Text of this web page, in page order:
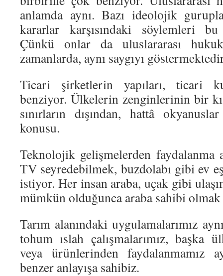
anlamda aynı. Bazı ideolojik
kararlar karşısındaki söylemleri
Çünkü onlar da uluslararası
zamanlarda, aynı saygıyı
Ticari şirketlerin yapıları, ticari
benziyor. Ülkelerin zenginlerinin bir
sınırların dışından, hattâ
konusu.
Teknolojik gelişmelerden faydalanma
TV seyredebilmek, buzdolabı gibi ev
istiyor. Her insan araba, uçak gibi
mümkün olduğunca araba sahibi
Tarım alanındaki uygulamalarımız
tohum ıslah çalışmalarımız, başka
veya ürünlerinden faydalanmamız
benzer anlayışa sahibiz.